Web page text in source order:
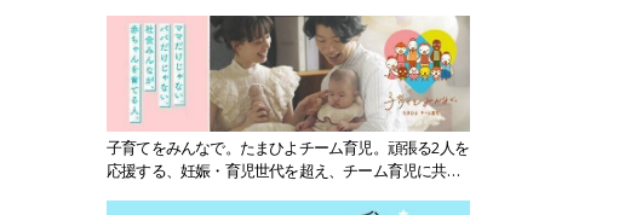
子育てをみんなで。たまひよチーム育児。頑張る2人を
応援する、妊娠・育児世代を超え、チーム育児に共感